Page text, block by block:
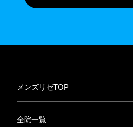
メンズリゼTOP
全院一覧